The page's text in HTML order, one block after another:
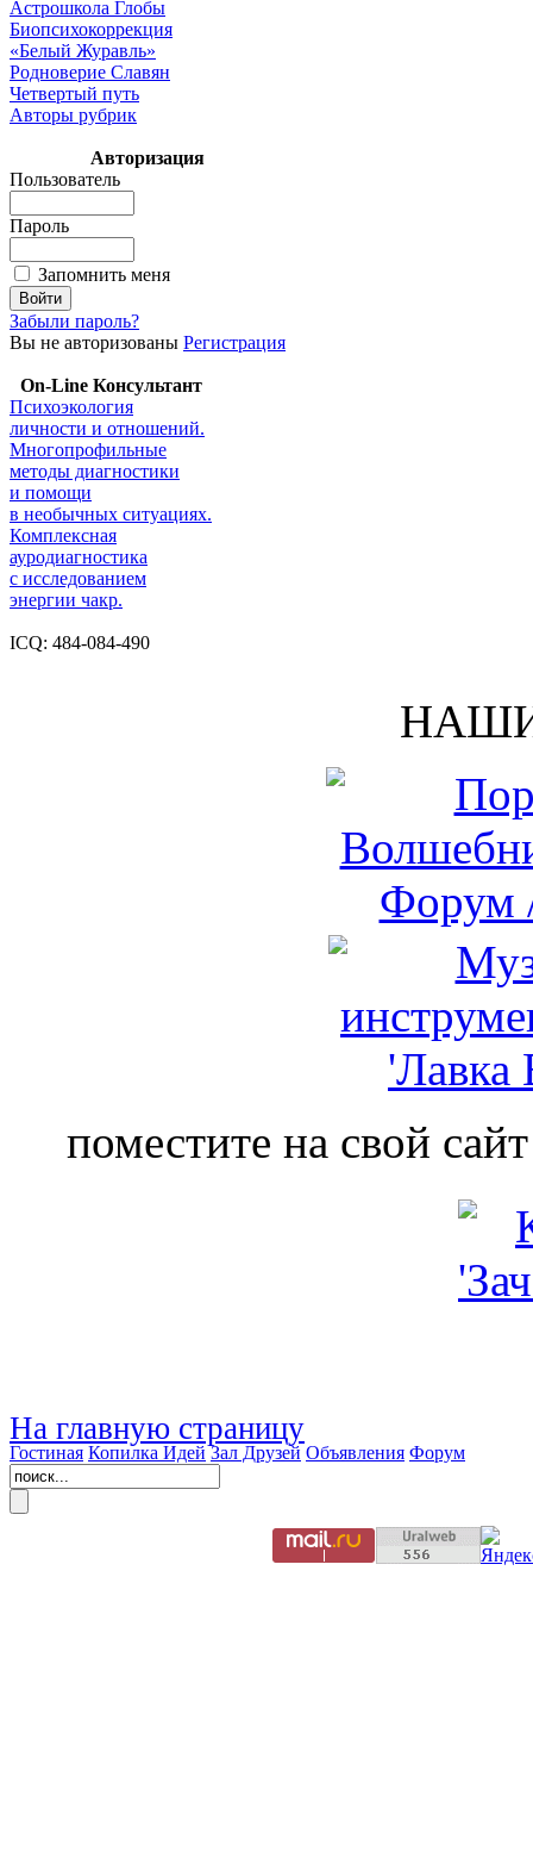
Астрошкола Глобы
Биопсихокоррекция
«Белый Журавль»
Родноверие Славян
Четвертый путь
Авторы рубрик
Авторизация
Пользователь
Пароль
Запомнить меня
Забыли пароль?
Вы не авторизованы Регистрация
On-Line Консультант
Психоэкология
личности и отношений.
Многопрофильные
методы диагностики
и помощи
в необычных ситуациях.
Комплексная
ауродиагностика
с исследованием
энергии чакр.
ICQ: 484-084-490
поместите на свой
На главную страницу
Гостиная Копилка Идей Зал Друзей Объявления Форум